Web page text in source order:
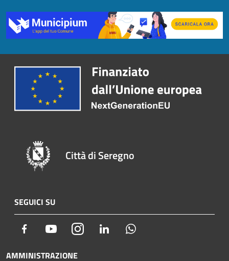
Città di Seregno
SEGUICI SU
Facebook YoutubeInstagram LinkedIn
AMMINISTRAZIONE